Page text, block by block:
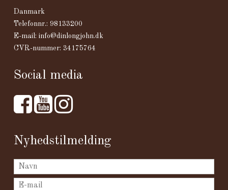
Danmark
Telefonnr.: 98133200
E-mail : info@dinlongjohn.dk
CVR-nummer: 34175764
Social media
Nyhedstilmelding